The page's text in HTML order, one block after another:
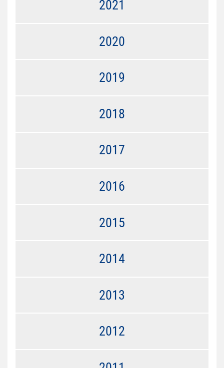
2021
2020
2019
2018
2017
2016
2015
2014
2013
2012